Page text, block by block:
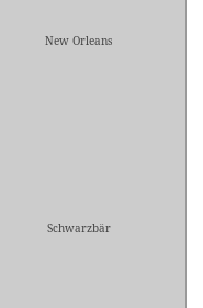
New Orleans
Schwarzbär